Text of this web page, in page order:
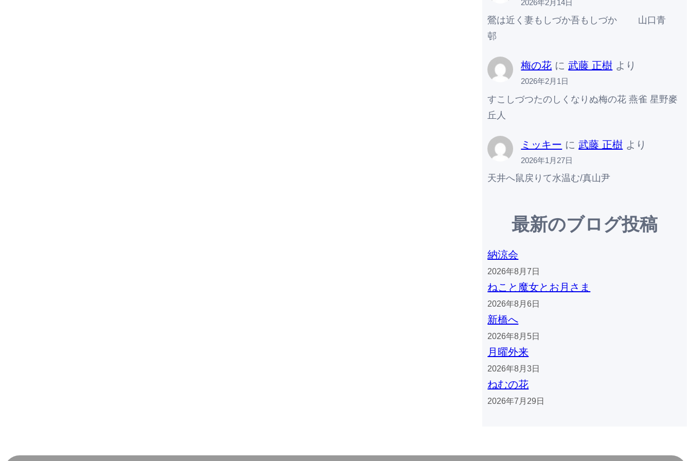
2026年2月14日
鶯は近く妻もしづか吾もしづか 山口青
邨
梅の花 に武藤 正樹 より
2026年2月1日
すこしづつたのしくなりぬ梅の花 燕雀 星野麥
丘人
ミッキー に武藤 正樹 より
2026年1月27日
天井へ鼠戻りて水温む/真山尹
最新のブログ投稿
納涼会
2026年8月7日
ねこと魔女とお月さま
2026年8月6日
新橋へ
2026年8月5日
月曜外来
2026年8月3日
ねむの花
2026年7月29日